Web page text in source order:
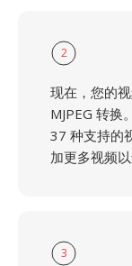
2
现在，您的
MJPEG 转换
37 种支持的
加更多视频
3